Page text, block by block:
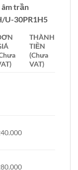
âm trần
U-30PR1H5
THÀNH
TIỀN
(Chưa
VAT)